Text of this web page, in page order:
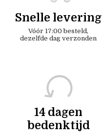
Snelle levering
Vóór 17:00 besteld,
dezelfde dag verzonden
14 dagen
bedenktijd